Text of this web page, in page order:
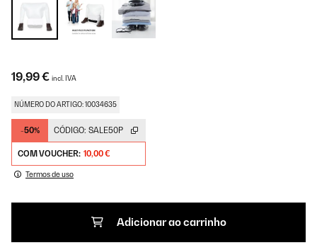
19,99 € incl. IVA
NÚMERO DO ARTIGO: 10034635
-50% CÓDIGO: SALE50P
COM VOUCHER: 10,00 €
Termos de uso
Adicionar ao carrinho